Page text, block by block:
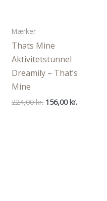
Mærker
Thats Mine
Aktivitetstunnel
Dreamily – That’s
Mine
224,00kr. Den
156,00kr.Den